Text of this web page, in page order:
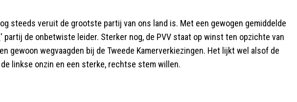
steeds veruit de grootste partij van ons land is. Met een gewogen gemiddelde
' partij de onbetwiste leider. Sterker nog, de PVV staat op winst ten opzichte van
gewoon wegvaagden bij de Tweede Kamerverkiezingen. Het lijkt wel alsof de
linkse onzin en een sterke, rechtse stem willen.